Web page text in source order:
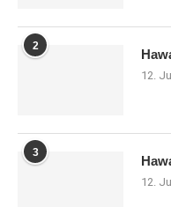
2
12.
3
12.